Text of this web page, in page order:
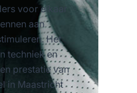
voor elkaar
aan
Het
techniek en
prestatie van
in Maastricht